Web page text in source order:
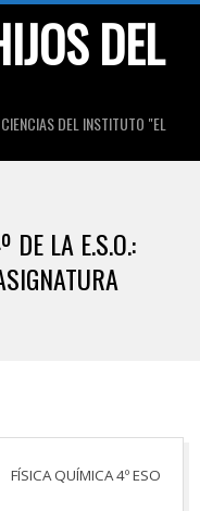
DEL
DEL INSTITUTO "EL
DE LA E.S.O.:
FÍSICA QUÍMICA 4º ESO